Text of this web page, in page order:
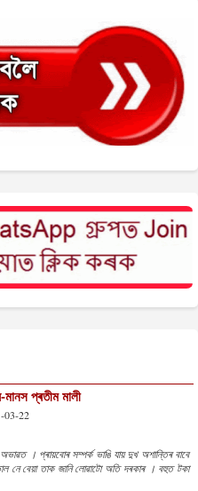
প্ৰতীম মালী
03-22
অভাৱত । প্ৰায়বোৰ সম্পৰ্ক ভাঙি যায় দুখ অশান্তিৰ বাবে
বেয়া তাক জানি লোৱাটো অতি দৰকাৰ । বহুত টকা